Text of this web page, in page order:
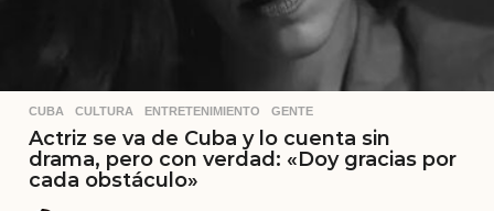
CUBA ,CULTURA ,ENTRETENIMIENTO ,GENTE
Actriz se va de Cuba y lo cuenta sin
drama, pero con verdad: «Doy gracias por
cada obstáculo»